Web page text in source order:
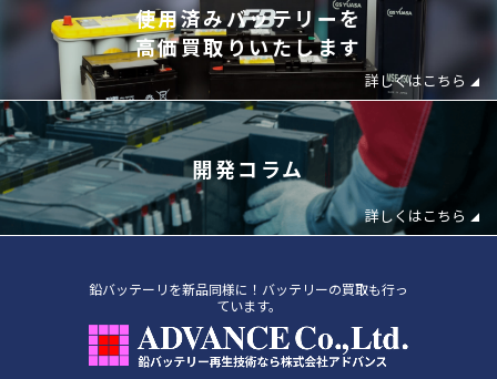
使⽤済みバッテリーを
⾼価買取りいたします
詳しくはこちら
開発コラム
詳しくはこちら
鉛バッテーリを新品同様に！バッテリーの買取も行っ
ています。